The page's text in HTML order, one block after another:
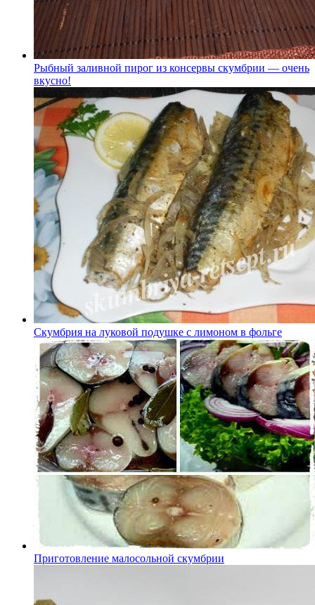
Рыбный заливной пирог из консервы скумбрии — очень
вкусно!
Скумбрия на луковой подушке с лимоном в фольге
Приготовление малосольной скумбрии